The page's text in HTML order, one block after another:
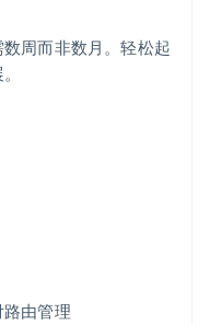
周而非数月。轻松起
由管理